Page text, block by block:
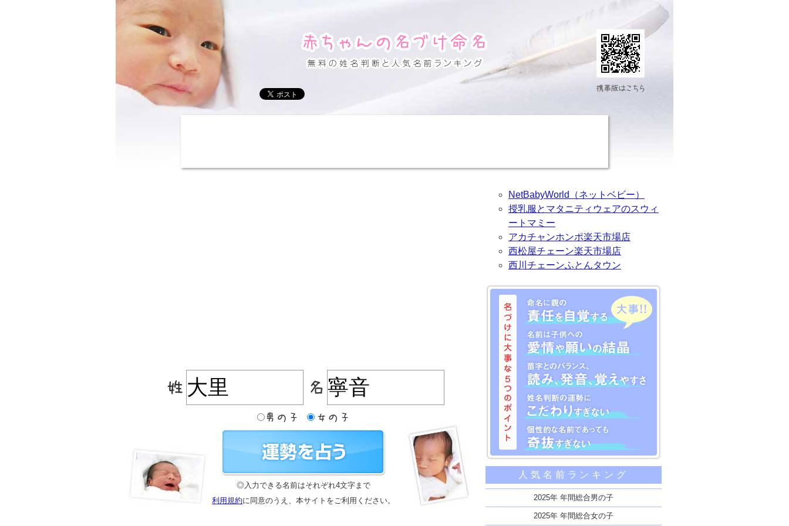
◎入力できる名前はそれぞれ4文字まで
利用規約に同意のうえ、本サイトをご利用ください。
NetBabyWorld（ネットベビー）
授乳服とマタニティウェアのスウィ
ートマミー
アカチャンホンポ楽天市場店
西松屋チェーン楽天市場店
西川チェーンふとんタウン
名づけに大事な5つのポイント
命名に親の責任を自覚する
名前は子供への愛情や願いの結晶
苗字とのバランス、読み、発音、覚えやすさ
姓名判断の運勢にこだわりすぎない
人気名前ランキング
2025年 年間総合男の子
2025年 年間総合女の子